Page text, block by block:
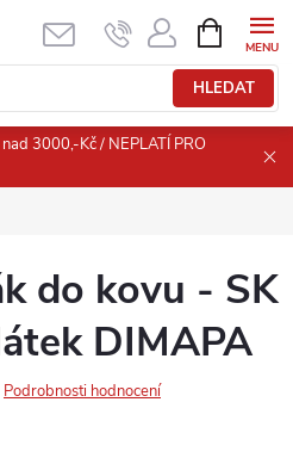
HLEDAT
NÁKUPNÍ
KOŠÍK
3000,-Kč / NEPLATÍ PRO
do kovu - SK
DIMAPA
Podrobnosti hodnocení